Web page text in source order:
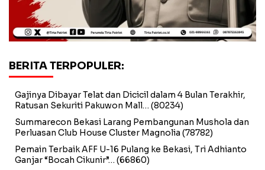
BERITA TERPOPULER:
Gajinya Dibayar Telat dan Dicicil dalam 4 Bulan Terakhir,
Ratusan Sekuriti Pakuwon Mall… (80234)
Summarecon Bekasi Larang Pembangunan Mushola dan
Perluasan Club House Cluster Magnolia (78782)
Pemain Terbaik AFF U-16 Pulang ke Bekasi, Tri Adhianto
Ganjar “Bocah Cikunir”… (66860)